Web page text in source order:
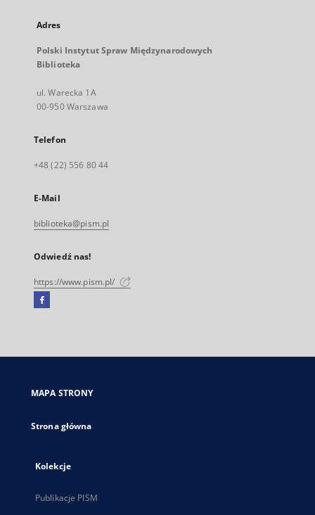
Adres
Polski Instytut Spraw Międzynarodowych
Biblioteka
ul. Warecka 1A
00-950 Warszawa
Telefon
+48 (22) 556 80 44
E-Mail
biblioteka@pism.pl
Odwiedź nas!
https://www.pism.pl/
Facebook
się
karcie
MAPA STRONY
Strona główna
Kolekcje
Publikacje PISM